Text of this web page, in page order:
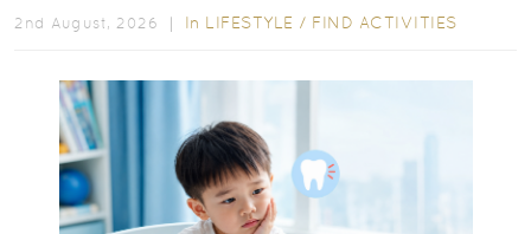
2nd August, 2026 ｜ In LIFESTYLE / FIND ACTIVITIES